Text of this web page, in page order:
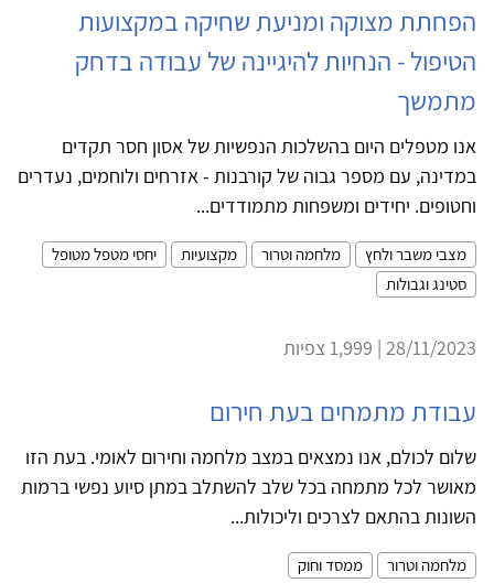
הפחתת מצוקה ומניעת שחיקה במקצועות
הטיפול - הנחיות להיגיינה של עבודה בדחק
מתמשך
אנו מטפלים היום בהשלכות הנפשיות של אסון חסר תקדים
במדינה, עם מספר גבוה של קורבנות - אזרחים ולוחמים, נעדרים
וחטופים. יחידים ומשפחות מתמודדים...
מצבי משבר ולחץ מלחמה וטרור מקצועיות
יחסי מטפל מטופל
סטינג וגבולות
28/11/2023 | 1,999 צפיות
עבודת מתמחים בעת חירום
שלום לכולם, אנו נמצאים במצב מלחמה וחירום לאומי. בעת הזו
מאושר לכל מתמחה בכל שלב להשתלב במתן סיוע נפשי ברמות
השונות בהתאם לצרכים וליכולות...
מלחמה וטרור ממסד וחוק